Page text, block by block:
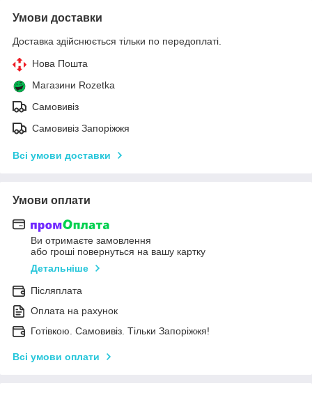
Умови доставки
Доставка здійснюється тільки по передоплаті.
Нова Пошта
Магазини Rozetka
Самовивіз
Самовивіз Запоріжжя
Всі умови доставки
Умови оплати
Ви отримаєте замовлення
або гроші повернуться на вашу картку
Детальніше
Післяплата
Оплата на рахунок
Готівкою. Самовивіз. Тільки Запоріжжя!
Всі умови оплати